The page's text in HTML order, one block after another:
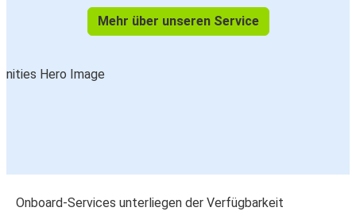
Mehr über unseren Service
Onboard-Services unterliegen der Verfügbarkeit